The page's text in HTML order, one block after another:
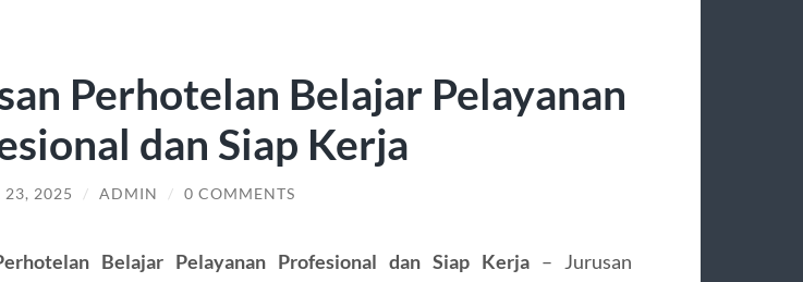
Perhotelan Belajar Pelayanan
dan Siap Kerja
23, 2025 / ADMIN / 0 COMMENTS
Belajar Pelayanan Profesional dan Siap Kerja– Jurusan